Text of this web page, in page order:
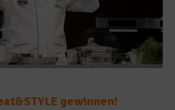
gewinnen!